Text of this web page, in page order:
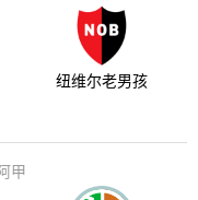
纽维尔老男孩
甲